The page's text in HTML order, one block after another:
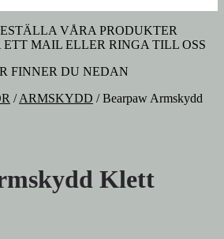
VÅRA PRODUKTER
MAIL ELLER RINGA TILL OSS
FINNER DU NEDAN
/ARMSKYDD /Bearpaw Armskydd
Klett